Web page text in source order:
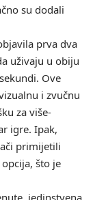
su dodali
prva dva
uživaju u obiju
Ove
i zvučnu
za više-
igre. Ipak,
primijetili
što je
jedinstvena